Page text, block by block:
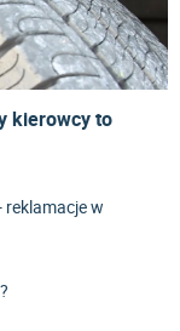
kierowcy to
reklamacje w